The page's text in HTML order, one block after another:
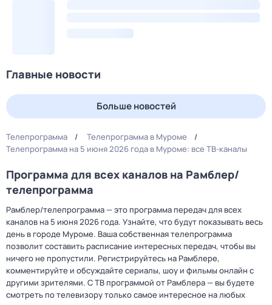
Главные новости
Больше новостей
Телепрограмма
Телепрограмма в Муроме
Телепрограмма на 5 июня 2026 года в Муроме: все ТВ-каналы
Программа для всех каналов на Рамблер/
телепрограмма
Рамблер/телепрограмма — это программа передач для всех
каналов на 5 июня 2026 года. Узнайте, что будут показывать весь
день в городе Муроме. Ваша собственная телепрограмма
позволит составить расписание интересных передач, чтобы вы
ничего не пропустили. Регистрируйтесь на Рамблере,
комментируйте и обсуждайте сериалы, шоу и фильмы онлайн с
другими зрителями. С ТВ программой от Рамблера — вы будете
смотреть по телевизору только самое интересное на любых